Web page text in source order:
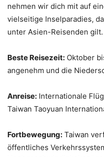
nehmen wir dich mit auf
vielseitige Inselparadies,
unter Asien-Reisenden gilt.
Beste Reisezeit: Oktober
angenehm und die
Anreise: Internationale
Taiwan Taoyuan
Fortbewegung: Taiwan
öffentliches